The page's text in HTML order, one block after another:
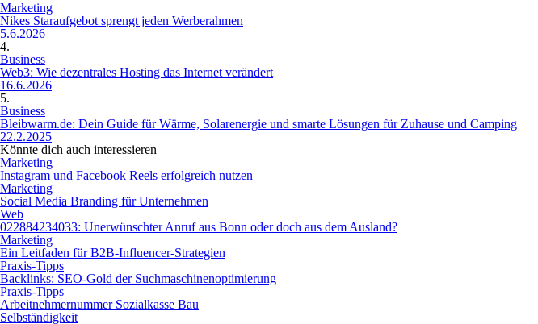
Marketing
Nikes Staraufgebot sprengt jeden Werberahmen
5.6.2026
4.
Business
Web3: Wie dezentrales Hosting das Internet verändert
16.6.2026
5.
Business
Bleibwarm.de: Dein Guide für Wärme, Solarenergie und smarte Lösungen für Zuhause und Camping
22.2.2025
Könnte dich auch interessieren
Marketing
Instagram und Facebook Reels erfolgreich nutzen
Marketing
Social Media Branding für Unternehmen
Web
022884234033: Unerwünschter Anruf aus Bonn oder doch aus dem Ausland?
Marketing
Ein Leitfaden für B2B-Influencer-Strategien
Praxis-Tipps
Backlinks: SEO-Gold der Suchmaschinenoptimierung
Praxis-Tipps
Arbeitnehmernummer Sozialkasse Bau
Selbständigkeit